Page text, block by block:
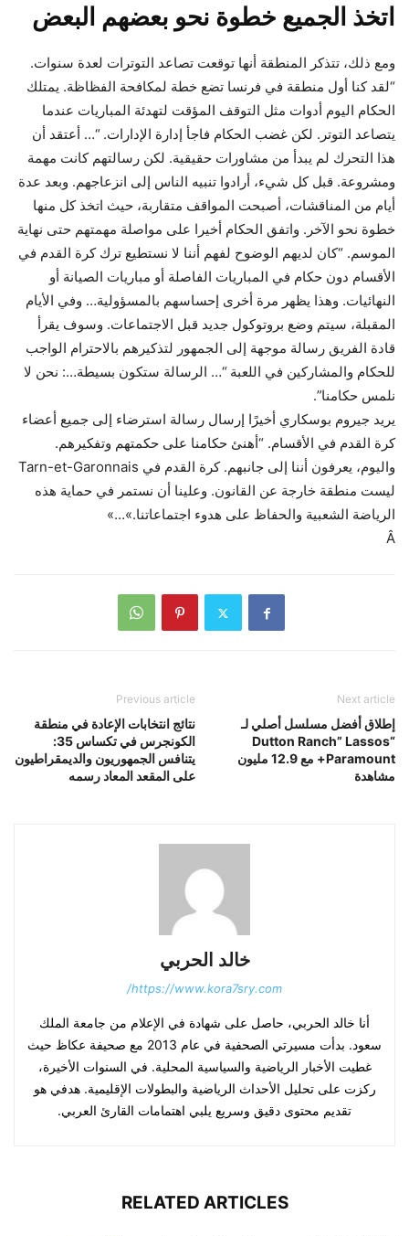
اتخذ الجميع خطوة نحو بعضهم البعض
ومع ذلك، تتذكر المنطقة أنها توقعت تصاعد التوترات لعدة سنوات.
“لقد كنا أول منطقة في فرنسا تضع خطة لمكافحة الفظاظة. يمتلك
الحكام اليوم أدوات مثل التوقف المؤقت لتهدئة المباريات عندما
يتصاعد التوتر. لكن غضب الحكام فاجأ إدارة الإدارات. “… أعتقد أن
هذا التحرك لم يبدأ من مشاورات حقيقية. لكن رسالتهم كانت مهمة
ومشروعة. قبل كل شيء، أرادوا تنبيه الناس إلى انزعاجهم. وبعد عدة
أيام من المناقشات، أصبحت المواقف متقاربة، حيث اتخذ كل منها
خطوة نحو الآخر. واتفق الحكام أخيرا على مواصلة مهمتهم حتى نهاية
الموسم. “كان لديهم الوضوح لفهم أننا لا نستطيع ترك كرة القدم في
الأقسام دون حكام في المباريات الفاصلة أو مباريات الصيانة أو
النهائيات. وهذا يظهر مرة أخرى إحساسهم بالمسؤولية… وفي الأيام
المقبلة، سيتم وضع بروتوكول جديد قبل الاجتماعات. وسوف يقرأ
قادة الفريق رسالة موجهة إلى الجمهور لتذكيرهم بالاحترام الواجب
للحكام والمشاركين في اللعبة “… الرسالة ستكون بسيطة…: نحن لا
نلمس حكامنا”.
يريد جيروم بوسكاري أخيرًا إرسال رسالة استرضاء إلى جميع أعضاء
كرة القدم في الأقسام. “أهنئ حكامنا على حكمتهم وتفكيرهم.
واليوم، يعرفون أننا إلى جانبهم. كرة القدم في Tarn-et-Garonnais
ليست منطقة خارجة عن القانون. وعلينا أن نستمر في حماية هذه
الرياضة الشعبية والحفاظ على هدوء اجتماعاتنا.»…»
Â
Previous article
نتائج انتخابات الإعادة في منطقة
الكونجرس في تكساس 35:
يتنافس الجمهوريون والديمقراطيون
على المقعد المعاد رسمه
Next article
إطلاق أفضل مسلسل أصلي لـ
“Dutton Ranch” Lassos
Paramount+ مع 12.9 مليون
مشاهدة
خالد الحربي
https://www.kora7sry.com/
أنا خالد الحربي، حاصل على شهادة في الإعلام من جامعة الملك
سعود. بدأت مسيرتي الصحفية في عام 2013 مع صحيفة عكاظ حيث
غطيت الأخبار الرياضية والسياسية المحلية. في السنوات الأخيرة،
ركزت على تحليل الأحداث الرياضية والبطولات الإقليمية. هدفي هو
تقديم محتوى دقيق وسريع يلبي اهتمامات القارئ العربي.
RELATED ARTICLES